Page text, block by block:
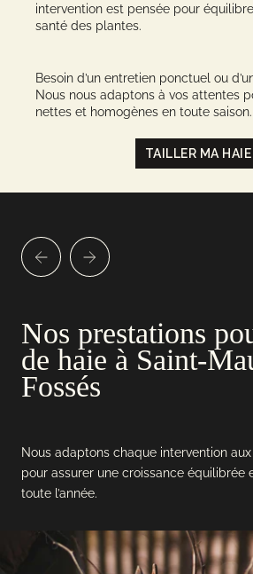
intervention est pensée pour
santé des plantes.
Besoin d’un entretien ponctuel ou
Nous nous adaptons à vos attentes
nettes et homogènes en toute saison.
TAILLER MA HAIE
Nos prestations
de haie à Saint-
Fossés
Nous adaptons chaque intervention
pour assurer une croissance équilibrée
toute l’année.